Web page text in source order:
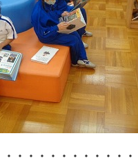
・・・・・・・・・・・・